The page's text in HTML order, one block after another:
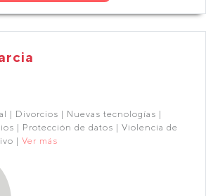
| Divorcios | Nuevas tecnologías |
| Protección de datos | Violencia de
| Ver más